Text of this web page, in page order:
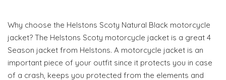
Why choose the Helstons Scoty Natural Black motorcycle
jacket? The Helstons Scoty motorcycle jacket is a great 4
Season jacket from Helstons. A motorcycle jacket is an
important piece of your outfit since it protects you in case
of a crash, keeps you protected from the elements and